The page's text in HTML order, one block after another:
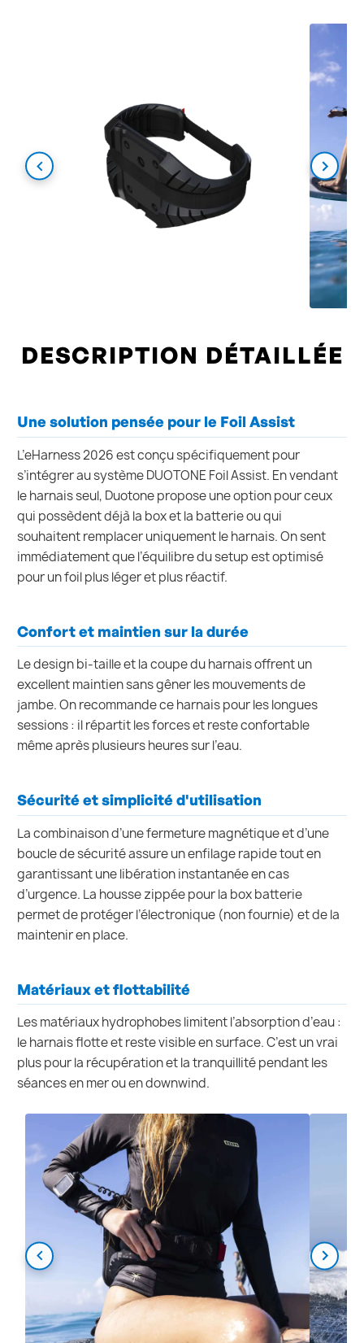
DESCRIPTION DÉTAILLÉE
Une solution pensée pour le Foil Assist
L’eHarness 2026 est conçu spécifiquement pour
s’intégrer au système DUOTONE Foil Assist. En vendant
le harnais seul, Duotone propose une option pour ceux
qui possèdent déjà la box et la batterie ou qui
souhaitent remplacer uniquement le harnais. On sent
immédiatement que l’équilibre du setup est optimisé
pour un foil plus léger et plus réactif.
Confort et maintien sur la durée
Le design bi-taille et la coupe du harnais offrent un
excellent maintien sans gêner les mouvements de
jambe. On recommande ce harnais pour les longues
sessions : il répartit les forces et reste confortable
même après plusieurs heures sur l’eau.
Sécurité et simplicité d'utilisation
La combinaison d’une fermeture magnétique et d’une
boucle de sécurité assure un enfilage rapide tout en
garantissant une libération instantanée en cas
d’urgence. La housse zippée pour la box batterie
permet de protéger l’électronique (non fournie) et de la
maintenir en place.
Matériaux et flottabilité
Les matériaux hydrophobes limitent l’absorption d’eau :
le harnais flotte et reste visible en surface. C’est un vrai
plus pour la récupération et la tranquillité pendant les
séances en mer ou en downwind.